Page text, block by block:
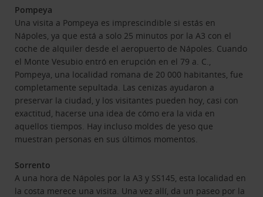
Pompeya
Una visita a Pompeya es imprescindible si estás en
Nápoles, ya que está a solo 25 minutos por la A3 con el
coche de alquiler desde el aeropuerto de Nápoles. Cuando
el Monte Vesubio entró en erupción en el 79 a. C.,
Pompeya, una localidad romana de 20 000 habitantes, fue
completamente sepultada. Las cenizas ayudaron a
preservar la ciudad, y los visitantes pueden hoy, casi con
exactitud, hacerse una idea de cómo era la vida en
aquellos tiempos. Hay incluso moldes de yeso que
muestran personas en sus últimos momentos.
Sorrento
A una hora de Nápoles por la A3 y SS145, esta localidad en
la costa merece una visita. Una vez allí, da un paseo por la